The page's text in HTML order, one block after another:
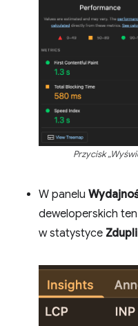
Przycisk
W panelu
deweloperskich
w statystyce